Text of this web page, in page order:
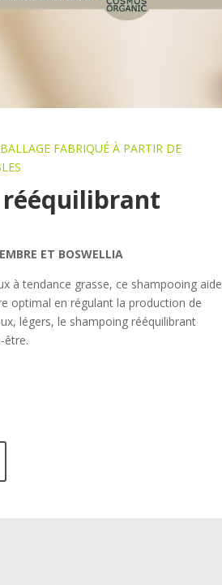
FABRIQUÉ À PARTIR DE
rééquilibrant
ET BOSWELLIA
à tendance grasse, ce shampooing aide
optimal en régulant la production de
légers, le shampoing rééquilibrant
être.